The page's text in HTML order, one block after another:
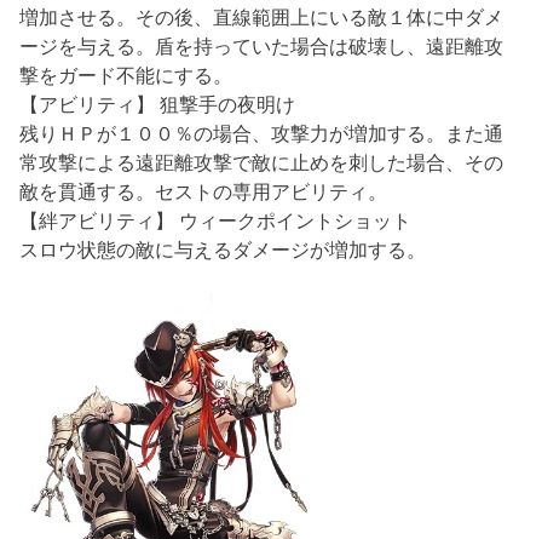
増加させる。その後、直線範囲上にいる敵１体に中ダメ
ージを与える。盾を持っていた場合は破壊し、遠距離攻
撃をガード不能にする。
【アビリティ】 狙撃手の夜明け
残りＨＰが１００％の場合、攻撃力が増加する。また通
常攻撃による遠距離攻撃で敵に止めを刺した場合、その
敵を貫通する。セストの専用アビリティ。
【絆アビリティ】 ウィークポイントショット
スロウ状態の敵に与えるダメージが増加する。